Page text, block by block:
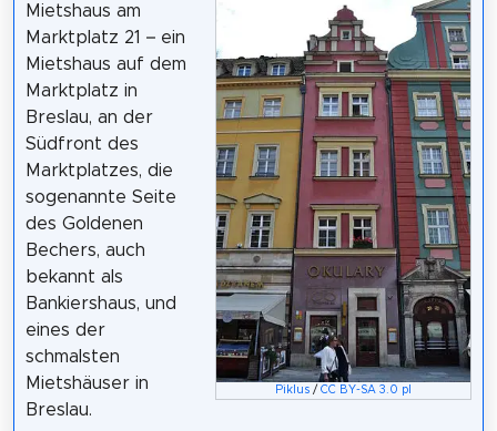
Piklus /CC BY-SA 3.0 pl
Mietshaus am
Marktplatz 21 – ein
Mietshaus auf dem
Marktplatz in
Breslau, an der
Südfront des
Marktplatzes, die
sogenannte Seite
des Goldenen
Bechers, auch
bekannt als
Bankiershaus, und
eines der
schmalsten
Mietshäuser in
Breslau.